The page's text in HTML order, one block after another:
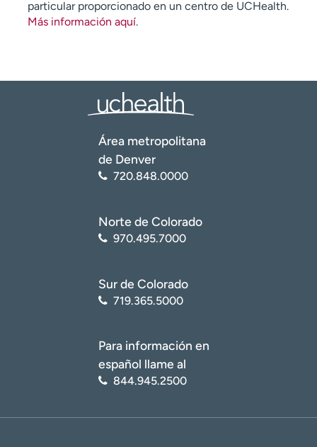
particular proporcionado en un centro de UCHealth.
Más información aquí.
Área metropolitana
de Denver
720.848.0000
Norte de Colorado
970.495.7000
Sur de Colorado
719.365.5000
Para información en
español llame al
844.945.2500